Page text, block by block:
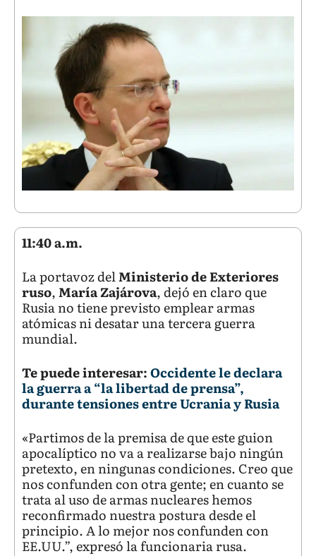
11:40 a.m.
La portavoz delMinisterio de Exteriores
ruso,María Zajárova, dejó en claro que
Rusia no tiene previsto emplear armas
atómicas ni desatar una tercera guerra
mundial.
Te puede interesar:Occidente le declara
la guerra a “la libertad de prensa”,
durante tensiones entre Ucrania y Rusia
«Partimos de la premisa de que este guion
apocalíptico no va a realizarse bajo ningún
pretexto, en ningunas condiciones. Creo que
nos confunden con otra gente; en cuanto se
trata al uso de armas nucleares hemos
reconfirmado nuestra postura desde el
principio. A lo mejor nos confunden con
EE.UU.”, expresó la funcionaria rusa.